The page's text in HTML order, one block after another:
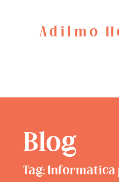
Adilmo
Blog
Tag: Informática